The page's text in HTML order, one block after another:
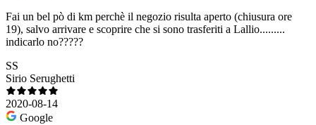
Fai un bel pò di km perchè il negozio risulta aperto (chiusura ore
19), salvo arrivare e scoprire che si sono trasferiti a Lallio.........
indicarlo no?????
SS
Sirio Serughetti
2020-08-14
Google